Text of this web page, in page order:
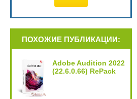
ПОХОЖИЕ ПУБЛИКАЦИИ:
Adobe Audition 2022
(22.6.0.66) RePack